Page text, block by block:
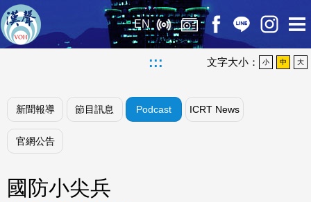
EN
::: 文字大小： 小 中 大
新聞報導 節目訊息 Podcast ICRT News
官網公告
國防小尖兵